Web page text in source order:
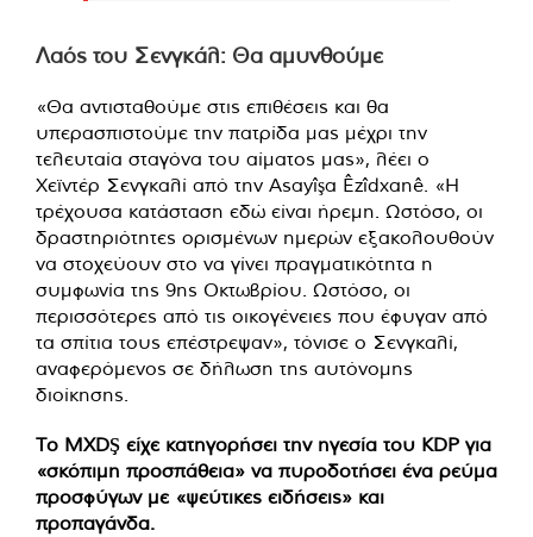
Λαός του Σενγκάλ: Θα αμυνθούμε
«Θα αντισταθούμε στις επιθέσεις και θα
υπερασπιστούμε την πατρίδα μας μέχρι την
τελευταία σταγόνα του αίματος μας», λέει ο
Χεϊντέρ Σενγκαλί από την Asayîşa Êzîdxanê. «Η
τρέχουσα κατάσταση εδώ είναι ήρεμη. Ωστόσο, οι
δραστηριότητες ορισμένων ημερών εξακολουθούν
να στοχεύουν στο να γίνει πραγματικότητα η
συμφωνία της 9ης Οκτωβρίου. Ωστόσο, οι
περισσότερες από τις οικογένειες που έφυγαν από
τα σπίτια τους επέστρεψαν», τόνισε ο Σενγκαλί,
αναφερόμενος σε δήλωση της αυτόνομης
διοίκησης.
Το MXDŞ είχε κατηγορήσει την ηγεσία του KDP για
«σκόπιμη προσπάθεια» να πυροδοτήσει ένα ρεύμα
προσφύγων με «ψεύτικες ειδήσεις» και
προπαγάνδα.